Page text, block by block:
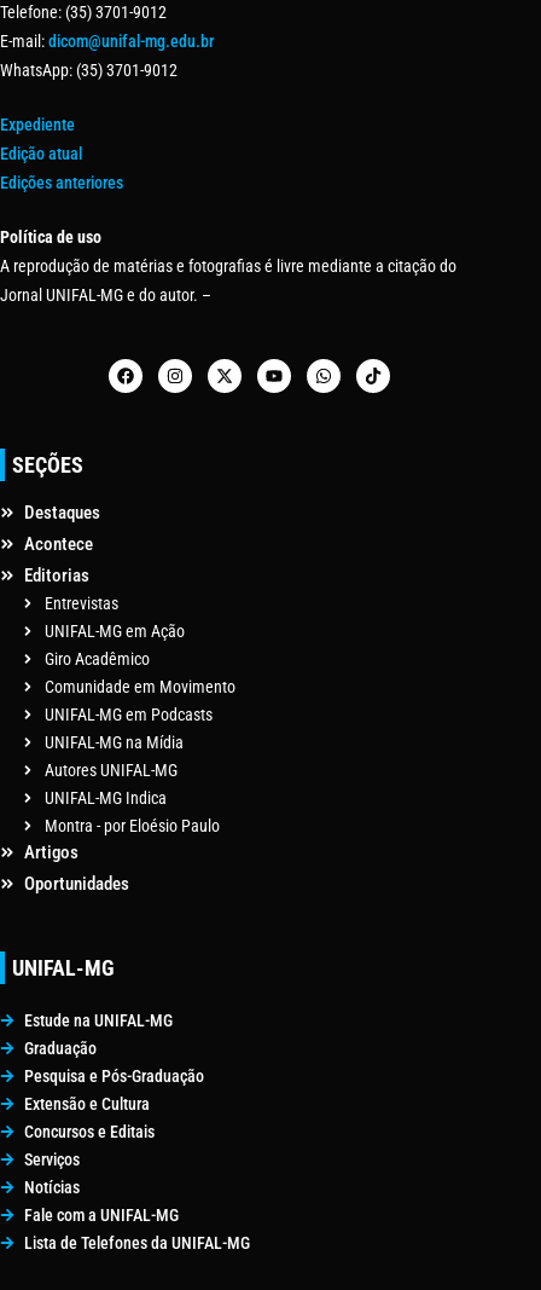
Telefone: (35) 3701-9012
E-mail:dicom@unifal-mg.edu.br
WhatsApp: (35) 3701-9012
Expediente
Edição atual
Edições anteriores
Política de uso
A reprodução de matérias e fotografias é livre mediante a citação do
Jornal UNIFAL-MG e do autor. –
SEÇÕES
Destaques
Acontece
Editorias
Entrevistas
UNIFAL-MG em Ação
Giro Acadêmico
Comunidade em Movimento
UNIFAL-MG em Podcasts
UNIFAL-MG na Mídia
Autores UNIFAL-MG
UNIFAL-MG Indica
Montra - por Eloésio Paulo
Artigos
Oportunidades
UNIFAL-MG
Estude na UNIFAL-MG
Graduação
Pesquisa e Pós-Graduação
Extensão e Cultura
Concursos e Editais
Serviços
Notícias
Fale com a UNIFAL-MG
Lista de Telefones da UNIFAL-MG